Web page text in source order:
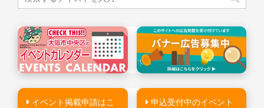
イベント掲載申請はこ
申込受付中のイベント